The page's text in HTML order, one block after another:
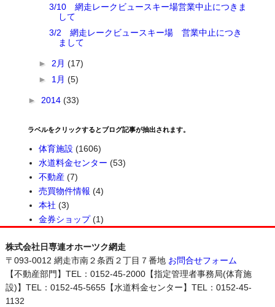
3/10 網走レークビュースキー場営業中止につきま
して
3/2 網走レークビュースキー場 営業中止につき
まして
► 2月(17)
► 1月(5)
► 2014(33)
ラベルをクリックするとブログ記事が抽出されます。
体育施設 (1606)
水道料金センター (53)
不動産 (7)
売買物件情報 (4)
本社 (3)
金券ショップ (1)
株式会社日専連オホーツク網走
〒093-0012 網走市南２条西２丁目７番地 お問合せフォーム
【不動産部門】TEL：0152-45-2000【指定管理者事務局(体育施
設)】TEL：0152-45-5655【水道料金センター】TEL：0152-45-
1132